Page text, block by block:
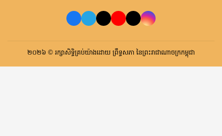
២០២៦ © រក្សាសិទ្ធិគ្រប់យ៉ាងដោយ ព្រឹទ្ធសភា នៃព្រះរាជាណាចក្រកម្ពុជា